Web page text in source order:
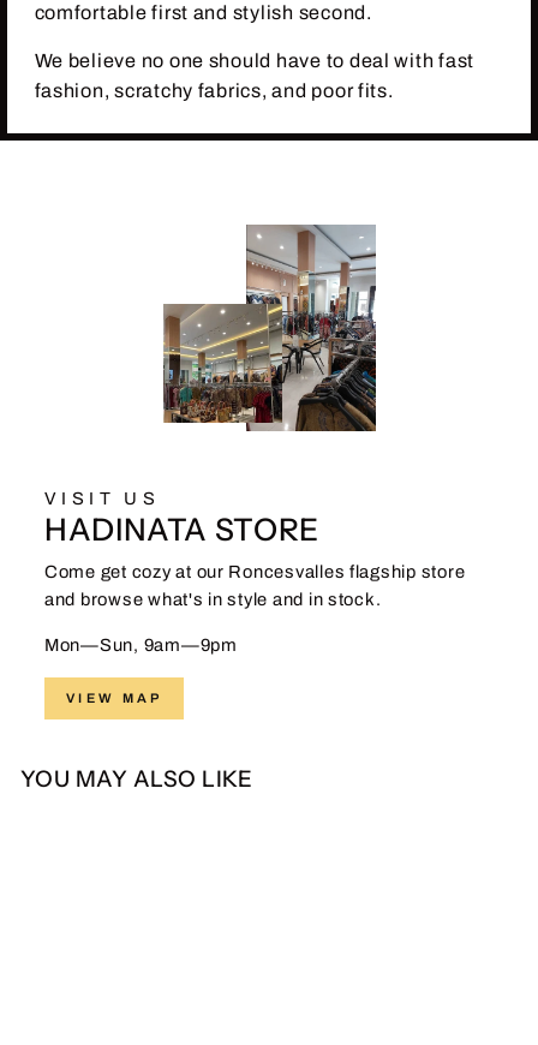
comfortable first and stylish second.
We believe no one should have to deal with fast
fashion, scratchy fabrics, and poor fits.
VISIT US
HADINATA STORE
Come get cozy at our Roncesvalles flagship store
and browse what's in style and in stock.
Mon—Sun, 9am—9pm
VIEW MAP
YOU MAY ALSO LIKE